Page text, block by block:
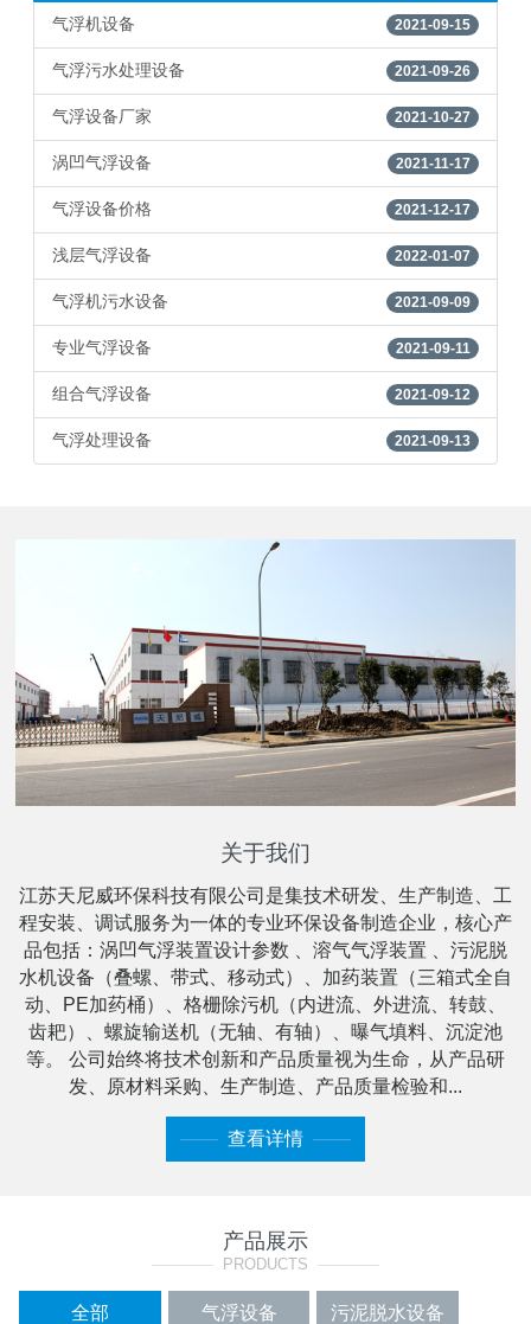
2021-09-15
气浮机设备
2021-09-26
气浮污水处理设备
2021-10-27
气浮设备厂家
2021-11-17
涡凹气浮设备
2021-12-17
气浮设备价格
2022-01-07
浅层气浮设备
2021-09-09
气浮机污水设备
2021-09-11
专业气浮设备
2021-09-12
组合气浮设备
2021-09-13
气浮处理设备
关于我们
江苏天尼威环保科技有限公司是集技术研发、生产制造、工
程安装、调试服务为一体的专业环保设备制造企业，核心产
品包括：涡凹气浮装置设计参数 、溶气气浮装置 、污泥脱
水机设备（叠螺、带式、移动式）、加药装置（三箱式全自
动、PE加药桶）、格栅除污机（内进流、外进流、转鼓、
齿耙）、螺旋输送机（无轴、有轴）、曝气填料、沉淀池
等。 公司始终将技术创新和产品质量视为生命，从产品研
发、原材料采购、生产制造、产品质量检验和...
——查看详情 ——
产品展示
————PRODUCTS ————
全部 气浮设备 污泥脱水设备